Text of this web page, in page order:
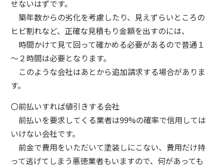
せないはずです。
築年数からの劣化を考慮したり、見えずらいところの
ヒビ割れなど、正確な見積もり金額を出すのには、
時間かけて見て回って確かめる必要があるので普通１
～２時間は必要となります。
このような会社はあとから追加請求する場合がありま
す。
〇前払いすれば値引きする会社
前払いを要求してくる業者は99%の確率で信用しては
いけない会社です。
前金で費用をいただいて塗装しにこない、費用だけ持
って逃げてしまう悪徳業者もいますので、何があっても